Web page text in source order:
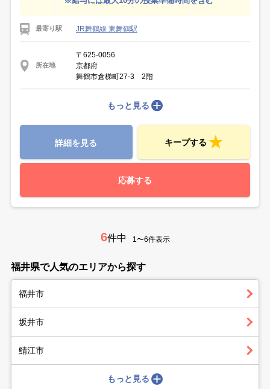
最寄り駅 JR舞鶴線 東舞鶴駅
所在地
〒625-0056
京都府
舞鶴市倉梯町27-3 2階
もっと見る
詳細を見る キープする
応募する
6件中 1〜6件表示
福井県で人気のエリアから探す
福井市
坂井市
鯖江市
もっと見る